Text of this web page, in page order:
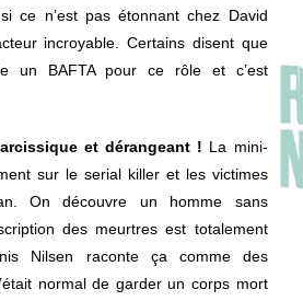
ce n’est pas étonnant chez David
incroyable. Certains disent que
un BAFTA pour ce rôle et c’est
et dérangeant ! La mini-
sur le serial killer et les victimes
On découvre un homme sans
des meurtres est totalement
Nilsen raconte ça comme des
normal de garder un corps mort